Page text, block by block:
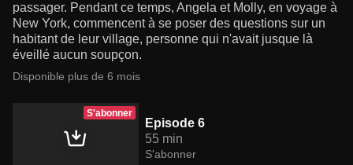
passager. Pendant ce temps, Angela et Molly, en voyage à
New York, commencent à se poser des questions sur un
habitant de leur village, personne qui n'avait jusque là
éveillé aucun soupçon.
Disponible plus de 6 mois
S'abonner
Episode 6
55 min
S'abonner